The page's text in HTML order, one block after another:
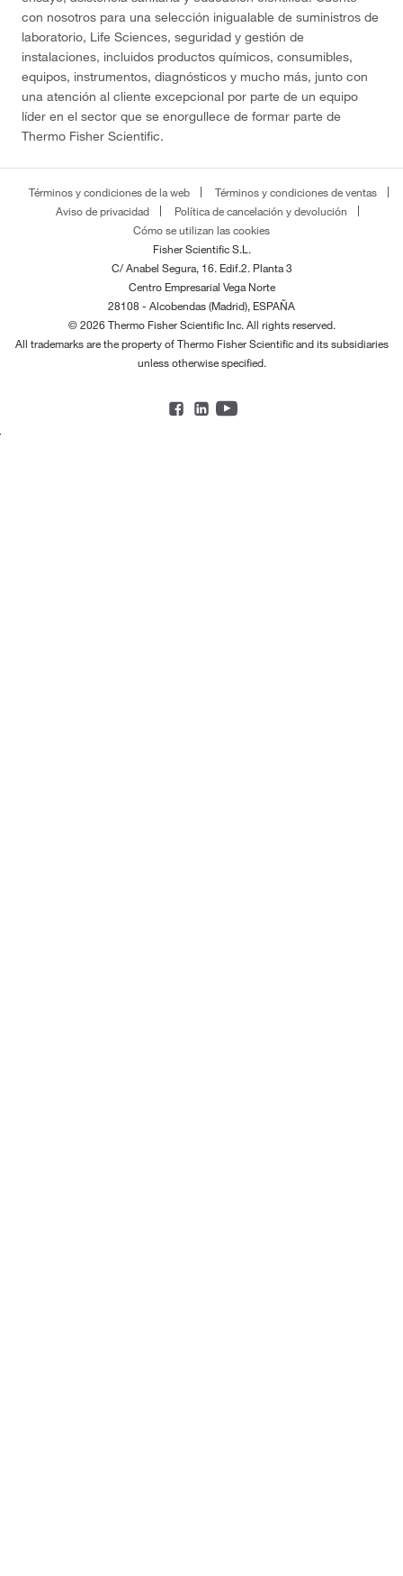
con nosotros para una selección inigualable de suministros de
laboratorio, Life Sciences, seguridad y gestión de
instalaciones, incluidos productos químicos, consumibles,
equipos, instrumentos, diagnósticos y mucho más, junto con
una atención al cliente excepcional por parte de un equipo
líder en el sector que se enorgullece de formar parte de
Thermo Fisher Scientific.
Términos y condiciones de la web
Términos y condiciones de ventas
Aviso de privacidad
Política de cancelación y devolución
Cómo se utilizan las cookies
Fisher Scientific S.L.
C/ Anabel Segura, 16. Edif.2. Planta 3
Centro Empresarial Vega Norte
28108 - Alcobendas (Madrid), ESPAÑA
© 2026 Thermo Fisher Scientific Inc. All rights reserved.
All trademarks are the property of Thermo Fisher Scientific and its subsidiaries
unless otherwise specified.